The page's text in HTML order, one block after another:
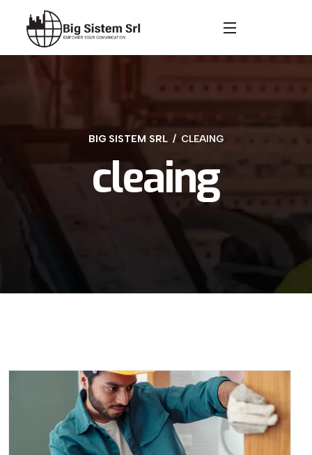
BIG SISTEM SRL CLEAING
cleaing